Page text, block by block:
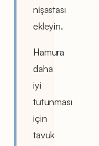
nişastası
ekleyin.
Hamura
daha
iyi
tutunması
için
tavuk